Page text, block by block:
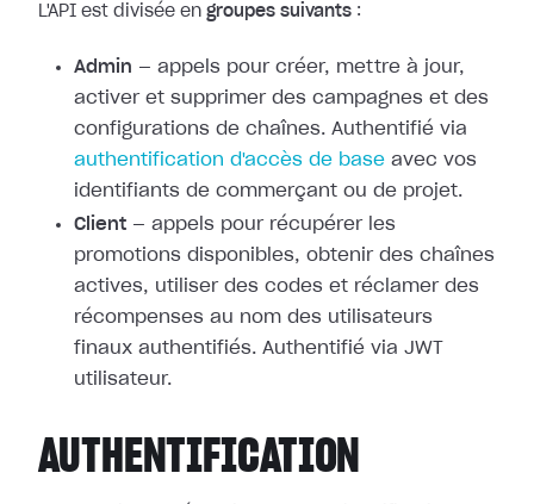
L'API est divisée en groupes suivants :
Admin — appels pour créer, mettre à jour,
activer et supprimer des campagnes et des
configurations de chaînes. Authentifié via
authentification d'accès de base avec vos
identifiants de commerçant ou de projet.
Client — appels pour récupérer les
promotions disponibles, obtenir des chaînes
actives, utiliser des codes et réclamer des
récompenses au nom des utilisateurs
finaux authentifiés. Authentifié via JWT
utilisateur.
AUTHENTIFICATION